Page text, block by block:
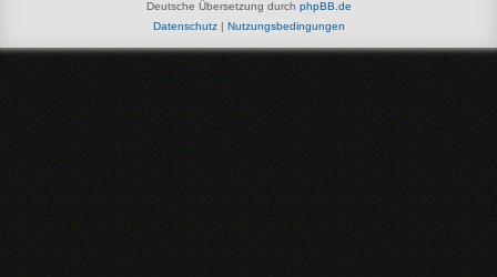
Deutsche Übersetzung durch phpBB.de
Datenschutz| Nutzungsbedingungen